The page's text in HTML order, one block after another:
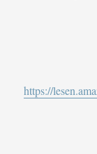
https://